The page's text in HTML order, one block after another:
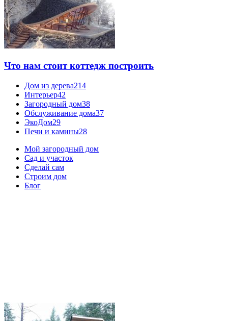
Что нам стоит коттедж построить
Дом из дерева214
Интерьер42
Загородный дом38
Обслуживание дома37
ЭкоДом29
Печи и камины28
Мой загородный дом
Сад и участок
Сделай сам
Строим дом
Блог